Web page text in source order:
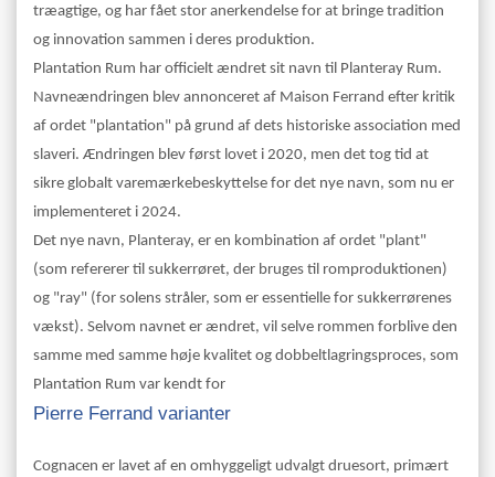
træagtige, og har fået stor anerkendelse for at bringe tradition
og innovation sammen i deres produktion.
Plantation Rum har officielt ændret sit navn til Planteray Rum.
Navneændringen blev annonceret af Maison Ferrand efter kritik
af ordet "plantation" på grund af dets historiske association med
slaveri. Ændringen blev først lovet i 2020, men det tog tid at
sikre globalt varemærkebeskyttelse for det nye navn, som nu er
implementeret i 2024.
Det nye navn, Planteray, er en kombination af ordet "plant"
(som refererer til sukkerrøret, der bruges til romproduktionen)
og "ray" (for solens stråler, som er essentielle for sukkerrørenes
vækst). Selvom navnet er ændret, vil selve rommen forblive den
samme med samme høje kvalitet og dobbeltlagringsproces, som
Plantation Rum var kendt for
Pierre Ferrand varianter
Cognacen er lavet af en omhyggeligt udvalgt druesort, primært